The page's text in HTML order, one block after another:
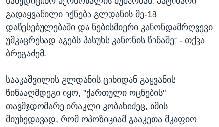
გადაყვანილი იქნება გლდანის მე-18
დაწესებულებაში და ნებისმიერი კანონდამრღვევი
უმკაცრესად აგებს პასუხს კანონის წინაშე“ - თქვა
ბრეგაძემ.
სააკაშვილის გლდანის ციხიდან გაყვანის
წინააღმდეგი იყო, "ქართული ოცნების"
თავმჯდომარე ირაკლი კობახიძეც, იმის
მიუხედავად, რომ ოპოზიციამ გააკეთა მკაფიო